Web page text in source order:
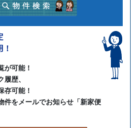
が可能！
歴、
存可能！
件をメールでお知らせ「新家便